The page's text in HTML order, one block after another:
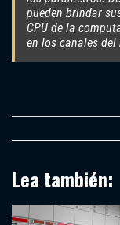
pueden brindar
CPU de la
en los canales del
Lea también: